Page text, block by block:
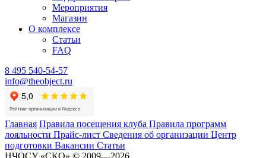
Мероприятия
Магазин
О комплексе
Статьи
FAQ
8 495 540-54-57
info@theobject.ru
Главная Правила посещения клуба Правила программ
лояльности Прайс-лист Сведения об организации Центр
подготовки Вакансии Статьи
НЧОСУ «СКО» © 2009—2026